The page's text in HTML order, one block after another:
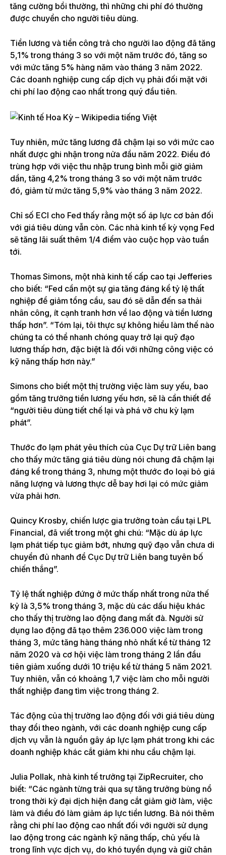
tăng cường bồi thường, thì những chi phí đó thường
được chuyển cho người tiêu dùng.
Tiền lương và tiền công trả cho người lao động đã tăng
5,1% trong tháng 3 so với một năm trước đó, tăng so
với mức tăng 5% hàng năm vào tháng 3 năm 2022.
Các doanh nghiệp cung cấp dịch vụ phải đối mặt với
chi phí lao động cao nhất trong quý đầu tiên.
Tuy nhiên, mức tăng lương đã chậm lại so với mức cao
nhất được ghi nhận trong nửa đầu năm 2022. Điều đó
trùng hợp với việc thu nhập trung bình mỗi giờ giảm
dần, tăng 4,2% trong tháng 3 so với một năm trước
đó, giảm từ mức tăng 5,9% vào tháng 3 năm 2022.
Chỉ số ECI cho Fed thấy rằng một số áp lực cơ bản đối
với giá tiêu dùng vẫn còn. Các nhà kinh tế kỳ vọng Fed
sẽ tăng lãi suất thêm 1/4 điểm vào cuộc họp vào tuần
tới.
Thomas Simons, một nhà kinh tế cấp cao tại Jefferies
cho biết: “Fed cần một sự gia tăng đáng kể tỷ lệ thất
nghiệp để giảm tổng cầu, sau đó sẽ dẫn đến sa thải
nhân công, ít cạnh tranh hơn về lao động và tiền lương
thấp hơn”. “Tóm lại, tôi thực sự không hiểu làm thế nào
chúng ta có thể nhanh chóng quay trở lại quỹ đạo
lương thấp hơn, đặc biệt là đối với những công việc có
kỹ năng thấp hơn này.”
Simons cho biết một thị trường việc làm suy yếu, bao
gồm tăng trưởng tiền lương yếu hơn, sẽ là cần thiết để
“người tiêu dùng tiết chế lại và phá vỡ chu kỳ lạm
phát”.
Thước đo lạm phát yêu thích của Cục Dự trữ Liên bang
cho thấy mức tăng giá tiêu dùng nói chung đã chậm lại
đáng kể trong tháng 3, nhưng một thước đo loại bỏ giá
năng lượng và lương thực dễ bay hơi lại có mức giảm
vừa phải hơn.
Quincy Krosby, chiến lược gia trưởng toàn cầu tại LPL
Financial, đã viết trong một ghi chú: “Mặc dù áp lực
lạm phát tiếp tục giảm bớt, nhưng quỹ đạo vẫn chưa di
chuyển đủ nhanh để Cục Dự trữ Liên bang tuyên bố
chiến thắng”.
Tỷ lệ thất nghiệp đứng ở mức thấp nhất trong nửa thế
kỷ là 3,5% trong tháng 3, mặc dù các dấu hiệu khác
cho thấy thị trường lao động đang mất đà. Người sử
dụng lao động đã tạo thêm 236.000 việc làm trong
tháng 3, mức tăng hàng tháng nhỏ nhất kể từ tháng 12
năm 2020 và cơ hội việc làm trong tháng 2 lần đầu
tiên giảm xuống dưới 10 triệu kể từ tháng 5 năm 2021.
Tuy nhiên, vẫn có khoảng 1,7 việc làm cho mỗi người
thất nghiệp đang tìm việc trong tháng 2.
Tác động của thị trường lao động đối với giá tiêu dùng
thay đổi theo ngành, với các doanh nghiệp cung cấp
dịch vụ vẫn là nguồn gây áp lực lạm phát trong khi các
doanh nghiệp khác cắt giảm khi nhu cầu chậm lại.
Julia Pollak, nhà kinh tế trưởng tại ZipRecruiter, cho
biết: “Các ngành từng trải qua sự tăng trưởng bùng nổ
trong thời kỳ đại dịch hiện đang cắt giảm giờ làm, việc
làm và điều đó làm giảm áp lực tiền lương. Bà nói thêm
rằng chi phí lao động cao nhất đối với người sử dụng
lao động trong các ngành kỹ năng thấp, chủ yếu là
trong lĩnh vực dịch vụ, do khó tuyển dụng và giữ chân